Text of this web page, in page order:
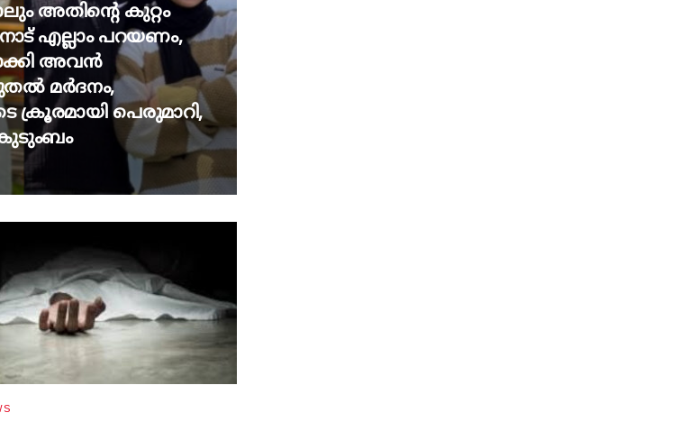
അതിന്റെ കുറ്റം
എല്ലാം പറയണം,
അവന്‍
മര്‍ദനം,
പെരുമാറി,